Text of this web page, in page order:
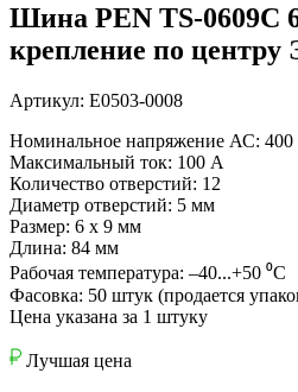
Шина PEN TS-0609C
крепление по
Артикул: Е0503-0008
Номинальное напряжение АС: 400
Максимальный ток: 100 А
Количество отверстий: 12
Диаметр отверстий: 5 мм
Размер: 6 х 9 мм
Длина: 84 мм
Рабочая температура: –40...+50 ⁰С
Фасовка: 50 штук (продается
Цена указана за 1 штуку
Лучшая цена